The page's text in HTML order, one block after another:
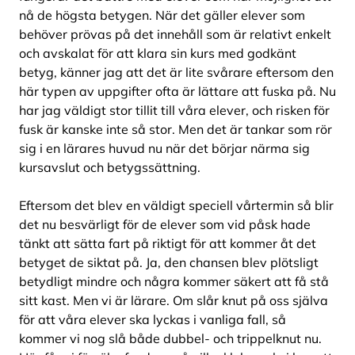
nå de högsta betygen. När det gäller elever som
behöver prövas på det innehåll som är relativt enkelt
och avskalat för att klara sin kurs med godkänt
betyg, känner jag att det är lite svårare eftersom den
här typen av uppgifter ofta är lättare att fuska på. Nu
har jag väldigt stor tillit till våra elever, och risken för
fusk är kanske inte så stor. Men det är tankar som rör
sig i en lärares huvud nu när det börjar närma sig
kursavslut och betygssättning.
Eftersom det blev en väldigt speciell vårtermin så blir
det nu besvärligt för de elever som vid påsk hade
tänkt att sätta fart på riktigt för att kommer åt det
betyget de siktat på. Ja, den chansen blev plötsligt
betydligt mindre och några kommer säkert att få stå
sitt kast. Men vi är lärare. Om slår knut på oss själva
för att våra elever ska lyckas i vanliga fall, så
kommer vi nog slå både dubbel- och trippelknut nu.